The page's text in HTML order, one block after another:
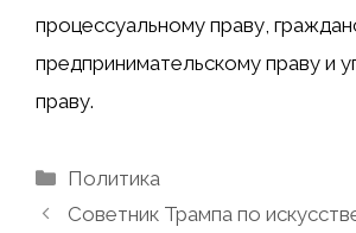
процессуальному праву,
предпринимательскому праву и
праву.
Рубрики
Политика
Советник Трампа по